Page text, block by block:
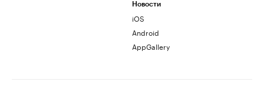
Новости
iOS
Android
AppGallery